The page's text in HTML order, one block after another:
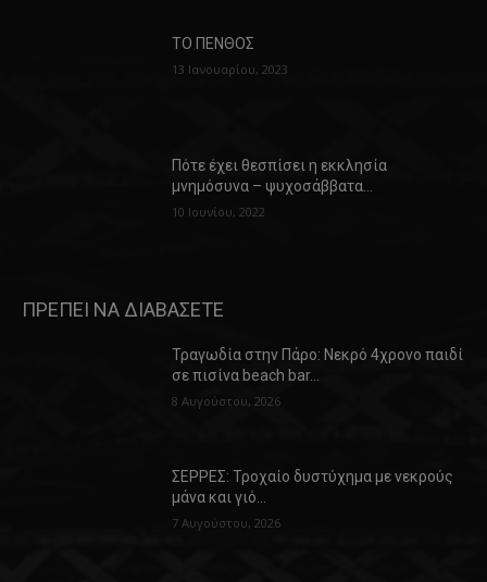
ΤΟ ΠΕΝΘΟΣ
13 Ιανουαρίου, 2023
Πότε έχει θεσπίσει η εκκλησία
μνημόσυνα – ψυχοσάββατα…
10 Ιουνίου, 2022
ΠΡΕΠΕΙ ΝΑ ΔΙΑΒΑΣΕΤΕ
Τραγωδία στην Πάρο: Νεκρό 4χρονο παιδί
σε πισίνα beach bar…
8 Αυγούστου, 2026
ΣΕΡΡΕΣ: Τροχαίο δυστύχημα με νεκρούς
μάνα και γιό…
7 Αυγούστου, 2026